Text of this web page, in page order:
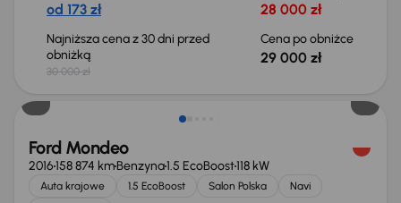
od 173 zł 28 000 zł
Najniższa cena z 30 dni przed
obniżką
30 000 zł
Cena po obniżce
29 000 zł
Ford Mondeo
2016158 874 kmBenzyna1.5 EcoBoost118 kW
Auta krajowe 1.5 EcoBoost Salon Polska
Navi